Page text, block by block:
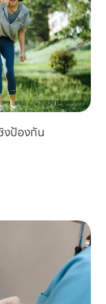
งป้องกัน